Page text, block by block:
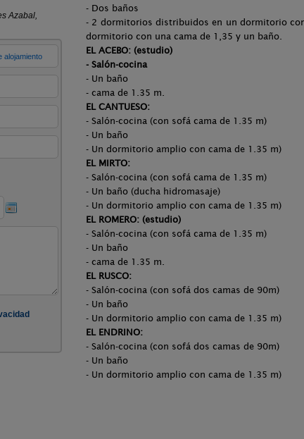
- Dos baños
- 2 dormitorios distribuidos en un dormitorio
dormitorio con una cama de 1,35 y un baño.
EL ACEBO: (estudio)
- Salón-cocina
- Un baño
- cama de 1.35 m.
EL CANTUESO:
- Salón-cocina (con sofá cama de 1.35 m)
- Un baño
- Un dormitorio amplio con cama de 1.35 m)
EL MIRTO:
- Salón-cocina (con sofá cama de 1.35 m)
- Un baño (ducha hidromasaje)
- Un dormitorio amplio con cama de 1.35 m)
EL ROMERO: (estudio)
- Salón-cocina (con sofá cama de 1.35 m)
- Un baño
- cama de 1.35 m.
EL RUSCO:
- Salón-cocina (con sofá dos camas de 90m)
- Un baño
- Un dormitorio amplio con cama de 1.35 m)
EL ENDRINO:
- Salón-cocina (con sofá dos camas de 90m)
- Un baño
- Un dormitorio amplio con cama de 1.35 m)